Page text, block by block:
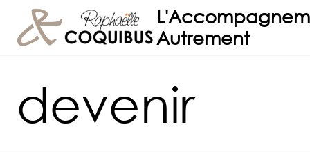
contenu
Autrement
devenir